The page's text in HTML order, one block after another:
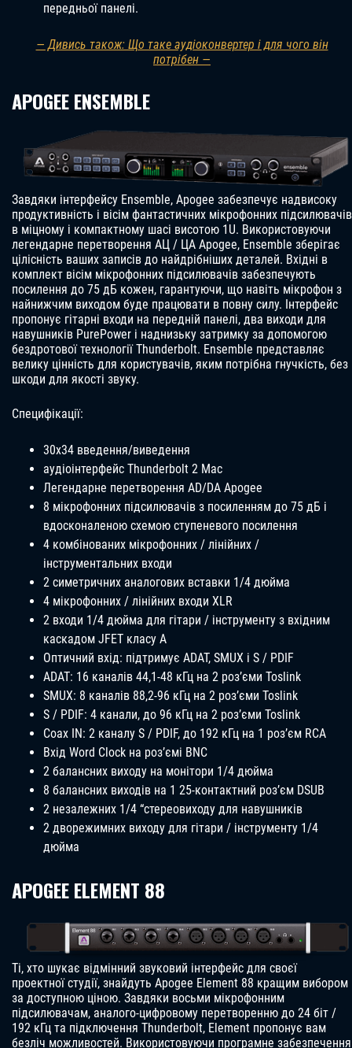
передньої панелі.
— Дивись також: Що таке аудіоконвертер і для чого він
потрібен —
APOGEE ENSEMBLE
Завдяки інтерфейсу Ensemble, Apogee забезпечує надвисоку
продуктивність і вісім фантастичних мікрофонних підсилювачів
в міцному і компактному шасі висотою 1U. Використовуючи
легендарне перетворення АЦ / ЦА Apogee, Ensemble зберігає
цілісність ваших записів до найдрібніших деталей. Вхідні в
комплект вісім мікрофонних підсилювачів забезпечують
посилення до 75 дБ кожен, гарантуючи, що навіть мікрофон з
найнижчим виходом буде працювати в повну силу. Інтерфейс
пропонує гітарні входи на передній панелі, два виходи для
навушників PurePower і наднизьку затримку за допомогою
бездротової технології Thunderbolt. Ensemble представляє
велику цінність для користувачів, яким потрібна гнучкість, без
шкоди для якості звуку.
Специфікації:
30х34 введення/виведення
аудіоінтерфейс Thunderbolt 2 Mac
Легендарне перетворення AD/DA Apogee
8 мікрофонних підсилювачів з посиленням до 75 дБ і
вдосконаленою схемою ступеневого посилення
4 комбінованих мікрофонних / лінійних /
інструментальних входи
2 симетричних аналогових вставки 1/4 дюйма
4 мікрофонних / лінійних входи XLR
2 входи 1/4 дюйма для гітари / інструменту з вхідним
каскадом JFET класу A
Оптичний вхід: підтримує ADAT, SMUX і S / PDIF
ADAT: 16 каналів 44,1-48 кГц на 2 роз’єми Toslink
SMUX: 8 каналів 88,2-96 кГц на 2 роз’єми Toslink
S / PDIF: 4 канали, до 96 кГц на 2 роз’єми Toslink
Coax IN: 2 каналу S / PDIF, до 192 кГц на 1 роз’єм RCA
Вхід Word Clock на роз’ємі BNC
2 балансних виходу на монітори 1/4 дюйма
8 балансних виходів на 1 25-контактний роз’єм DSUB
2 незалежних 1/4 “стереовиходу для навушників
2 дворежимних виходу для гітари / інструменту 1/4
дюйма
APOGEE ELEMENT 88
Ті, хто шукає відмінний звуковий інтерфейс для своєї
проектної студії, знайдуть Apogee Element 88 кращим вибором
за доступною ціною. Завдяки восьми мікрофонним
підсилювачам, аналого-цифровому перетворенню до 24 біт /
192 кГц та підключення Thunderbolt, Element пропонує вам
безліч можливостей. Використовуючи програмне забезпечення